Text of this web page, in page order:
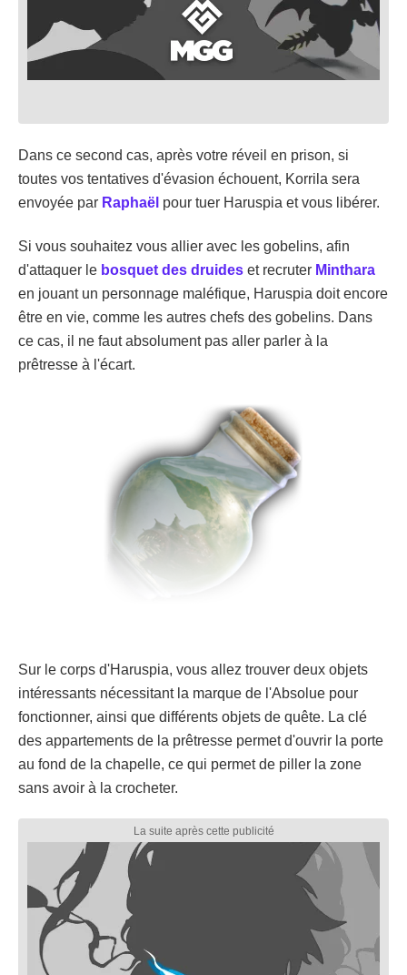
Dans ce second cas, après votre réveil en prison, si
toutes vos tentatives d'évasion échouent, Korrila sera
envoyée par Raphaël pour tuer Haruspia et vous libérer.
Si vous souhaitez vous allier avec les gobelins, afin
d'attaquer le bosquet des druides et recruter Minthara
en jouant un personnage maléfique, Haruspia doit encore
être en vie, comme les autres chefs des gobelins. Dans
ce cas, il ne faut absolument pas aller parler à la
prêtresse à l'écart.
Sur le corps d'Haruspia, vous allez trouver deux objets
intéressants nécessitant la marque de l'Absolue pour
fonctionner, ainsi que différents objets de quête. La clé
des appartements de la prêtresse permet d'ouvrir la porte
au fond de la chapelle, ce qui permet de piller la zone
sans avoir à la crocheter.